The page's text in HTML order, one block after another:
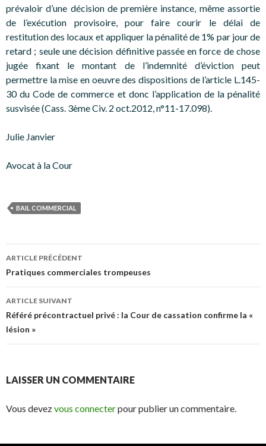
prévaloir d’une décision de première instance, même assortie
de l’exécution provisoire, pour faire courir le délai de
restitution des locaux et appliquer la pénalité de 1% par jour de
retard ; seule une décision définitive passée en force de chose
jugée fixant le montant de l’indemnité d’éviction peut
permettre la mise en oeuvre des dispositions de l’article L.145-
30 du Code de commerce et donc l’application de la pénalité
susvisée (Cass. 3ème Civ. 2 oct.2012, n°11-17.098).
Julie Janvier
Avocat à la Cour
BAIL COMMERCIAL
Navigation
des
articles
ARTICLE PRÉCÉDENT
Pratiques commerciales trompeuses
ARTICLE SUIVANT
Référé précontractuel privé : la Cour de cassation confirme la «
lésion »
LAISSER UN COMMENTAIRE
Vous devezvous connecterpour publier un commentaire.